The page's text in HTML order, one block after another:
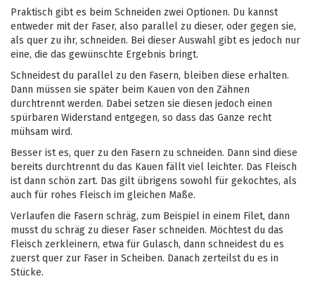
Praktisch gibt es beim Schneiden zwei Optionen. Du kannst
entweder mit der Faser, also parallel zu dieser, oder gegen sie,
als quer zu ihr, schneiden. Bei dieser Auswahl gibt es jedoch nur
eine, die das gewünschte Ergebnis bringt.
Schneidest du parallel zu den Fasern, bleiben diese erhalten.
Dann müssen sie später beim Kauen von den Zähnen
durchtrennt werden. Dabei setzen sie diesen jedoch einen
spürbaren Widerstand entgegen, so dass das Ganze recht
mühsam wird.
Besser ist es, quer zu den Fasern zu schneiden. Dann sind diese
bereits durchtrennt du das Kauen fällt viel leichter. Das Fleisch
ist dann schön zart. Das gilt übrigens sowohl für gekochtes, als
auch für rohes Fleisch im gleichen Maße.
Verlaufen die Fasern schräg, zum Beispiel in einem Filet, dann
musst du schräg zu dieser Faser schneiden. Möchtest du das
Fleisch zerkleinern, etwa für Gulasch, dann schneidest du es
zuerst quer zur Faser in Scheiben. Danach zerteilst du es in
Stücke.